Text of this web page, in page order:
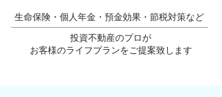
生命保険・個人年金・預金効果・節税対策など
投資不動産のプロが
​お客様のライフプランをご提案致します